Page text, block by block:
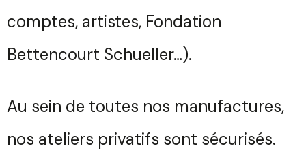
comptes, artistes, Fondation
Bettencourt Schueller…).
Au sein de toutes nos manufactures,
nos ateliers privatifs sont sécurisés.